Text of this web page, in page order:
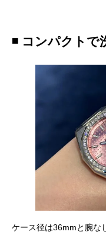
◾️ コンパクトで
ケース径は36mmと腕な